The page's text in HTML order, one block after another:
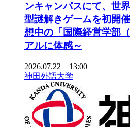
ンキャンパスにて、世
型謎解きゲームを初開
想中の「国際経営学部
アルに体感～
2026.07.22 13:00
神田外語大学